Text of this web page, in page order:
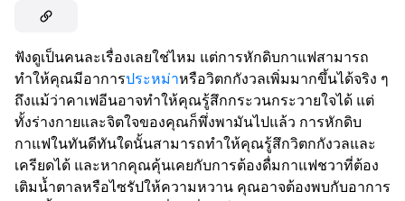
ฟังดูเป็นคนละเรื่องเลยใช่ไหม แต่การหักดิบกาแฟสามารถ
ทำให้คุณมีอาการประหม่าหรือวิตกกังวลเพิ่มมากขึ้นได้จริง ๆ
ถึงแม้ว่าคาเฟอีนอาจทำให้คุณรู้สึกกระวนกระวายใจได้ แต่
ทั้งร่างกายและจิตใจของคุณก็พึ่งพามันไปแล้ว การหักดิบ
กาแฟในทันดีทันใดนั้นสามารถทำให้คุณรู้สึกวิตกกังวลและ
เครียดได้ และหากคุณคุ้นเคยกับการต้องดื่มกาแฟชวาที่ต้อง
เติมน้ำตาลหรือไซรัปให้ความหวาน คุณอาจต้องพบกับอาการ